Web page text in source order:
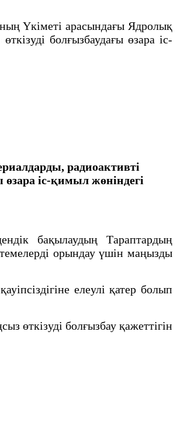
Үкіметі арасындағы Ядролық
болғызбаудағы өзара іс-
радиоактивті
іс-қимыл жөніндегі
бақылаудың Тараптардың
орындау үшін маңызды
елеулі қатер болып
өткізуді болғызбау қажеттігін